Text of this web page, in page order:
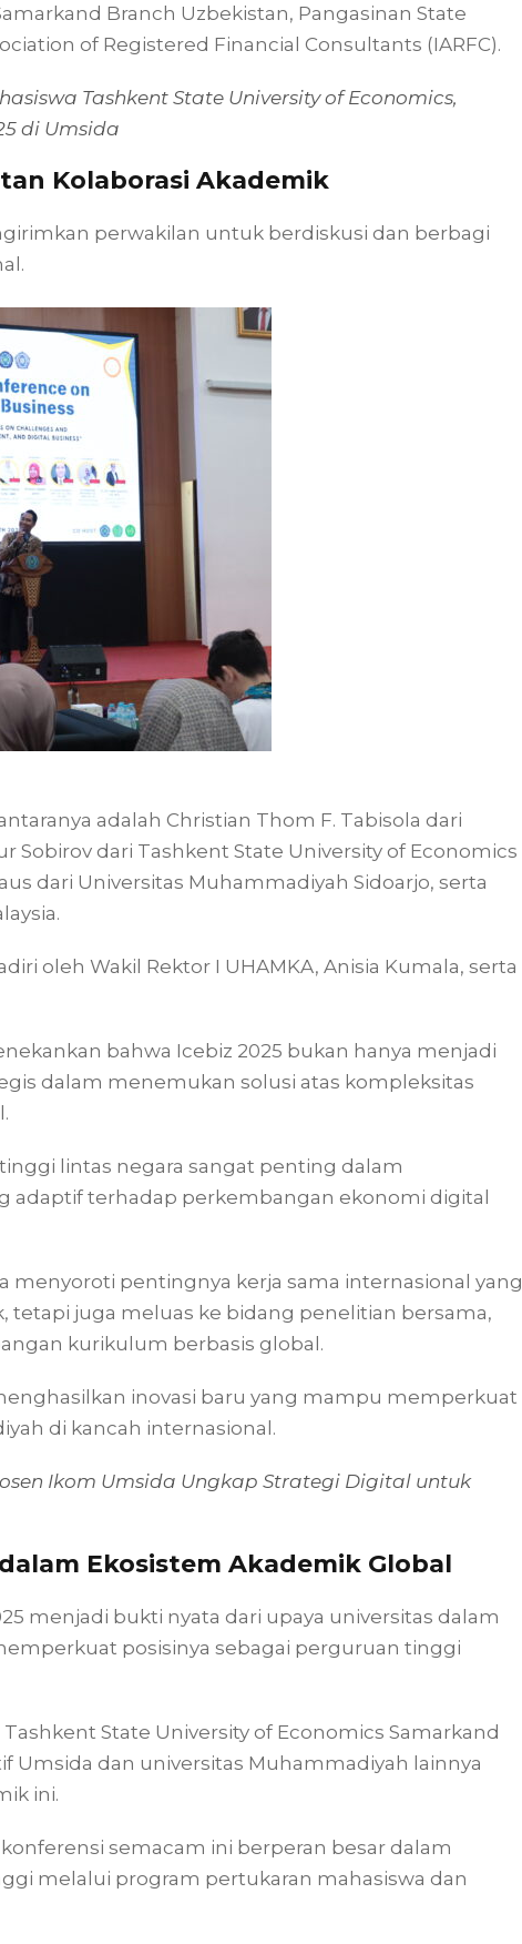
Branch Uzbekistan, Pangasinan State
of Registered Financial Consultants (IARFC).
Tashkent State University of Economics,
di Umsida
Kolaborasi Akademik
perwakilan untuk berdiskusi dan berbagi
adalah Christian Thom F. Tabisola dari
Sobirov dari Tashkent State University of Economics
dari Universitas Muhammadiyah Sidoarjo, serta
oleh Wakil Rektor I UHAMKA, Anisia Kumala, serta
bahwa Icebiz 2025 bukan hanya menjadi
dalam menemukan solusi atas kompleksitas
lintas negara sangat penting dalam
adaptif terhadap perkembangan ekonomi digital
menyoroti pentingnya kerja sama internasional yang
tetapi juga meluas ke bidang penelitian bersama,
kurikulum berbasis global.
inovasi baru yang mampu memperkuat
di kancah internasional.
Ikom Umsida Ungkap Strategi Digital untuk
Ekosistem Akademik Global
menjadi bukti nyata dari upaya universitas dalam
posisinya sebagai perguruan tinggi
State University of Economics Samarkand
Umsida dan universitas Muhammadiyah lainnya
ini.
semacam ini berperan besar dalam
melalui program pertukaran mahasiswa dan